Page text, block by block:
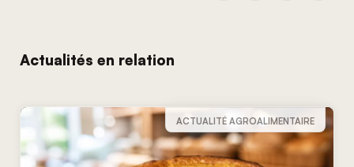
Actualités en relation
ACTUALITÉ AGROALIMENTAIRE